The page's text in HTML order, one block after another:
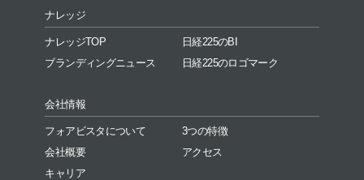
ナレッジ
ナレッジTOP
日経225のBI
ブランディングニュース
日経225のロゴマーク
会社情報
フォアビスタについて
3つの特徴
会社概要
アクセス
キャリア